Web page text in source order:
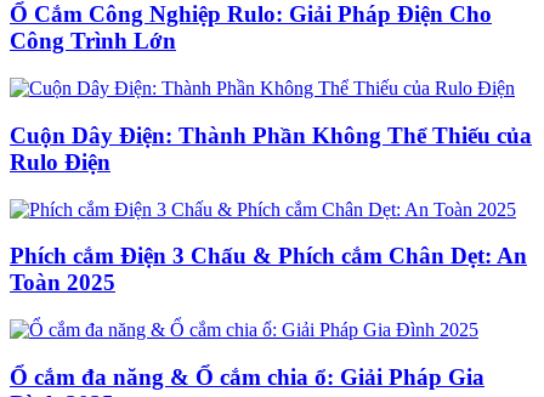
Ổ Cắm Công Nghiệp Rulo: Giải Pháp Điện Cho
Công Trình Lớn
Cuộn Dây Điện: Thành Phần Không Thể Thiếu của
Rulo Điện
Phích cắm Điện 3 Chấu & Phích cắm Chân Dẹt: An
Toàn 2025
Ổ cắm đa năng & Ổ cắm chia ổ: Giải Pháp Gia